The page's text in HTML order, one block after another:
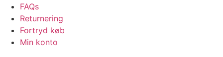
FAQs
Returnering
Fortryd køb
Min konto